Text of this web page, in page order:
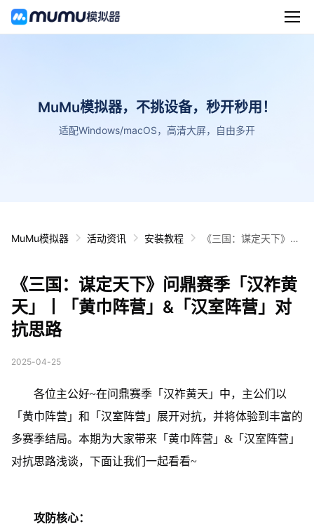
MuMu模拟器，不挑设备，秒开秒用！
适配Windows/macOS，高清大屏，自由多开
MuMu模拟器 活动资讯 安装教程
《三国：谋定天下》问
阵营」对抗思路
《三国：谋定天下》问鼎赛季「汉祚黄
天」丨「黄巾阵营」&「汉室阵营」对
抗思路
2025-04-25
各位主公好~在问鼎赛季「汉祚黄天」中，主公们以
「黄巾阵营」和「汉室阵营」展开对抗，并将体验到丰富的
多赛季结局。本期为大家带来「黄巾阵营」&「汉室阵营」
对抗思路浅谈，下面让我们一起看看~
攻防核心：